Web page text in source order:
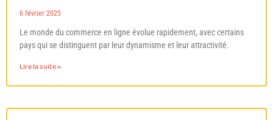
6 février 2025
Le monde du commerce en ligne évolue rapidement, avec certains
pays qui se distinguent par leur dynamisme et leur attractivité.
Lire la suite »